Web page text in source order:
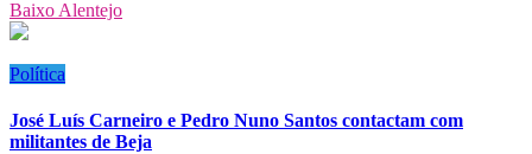
Baixo Alentejo
Política
José Luís Carneiro e Pedro Nuno Santos contactam com
militantes de Beja